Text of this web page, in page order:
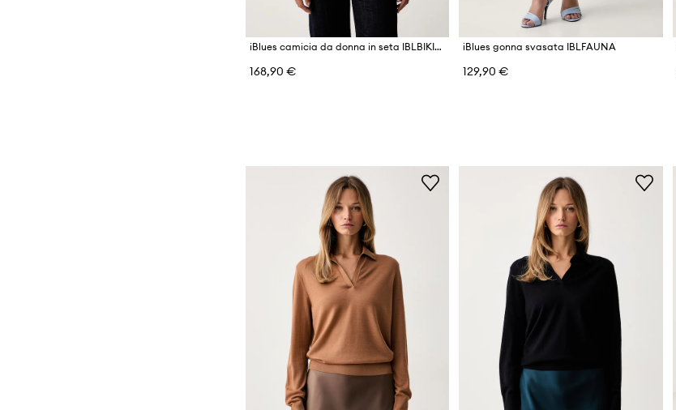
iBlues camicia da donna in seta IBLBIKINI
168,90 €
iBlues gonna svasata IBLFAUNA
129,90 €